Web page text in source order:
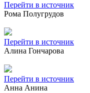
Перейти в источник
Рома Полугрудов
Перейти в источник
Алина Гончарова
Перейти в источник
Анна Анина